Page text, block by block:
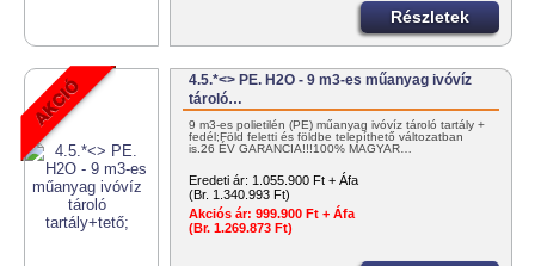
Részletek
4.5.*<> PE. H2O - 9 m3-es műanyag ivóvíz
tároló…
9 m3-es polietilén (PE) műanyag ivóvíz tároló tartály +
fedél;Föld feletti és földbe telepíthető változatban
is.26 ÉV GARANCIA!!!100% MAGYAR…
Eredeti ár: 1.055.900 Ft + Áfa
(Br. 1.340.993 Ft)
Akciós ár: 999.900 Ft + Áfa
(Br. 1.269.873 Ft)